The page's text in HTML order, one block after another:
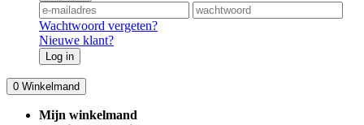
Wachtwoord vergeten?
Nieuwe klant?
Log in
0 Winkelmand
Mijn winkelmand